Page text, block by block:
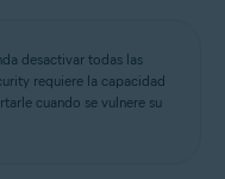
desactivar todas las
requiere la capacidad
cuando se vulnere su